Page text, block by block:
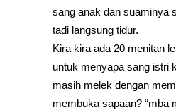
sang anak dan suaminya
tadi langsung tidur.
Kira kira ada 20 menitan
untuk menyapa sang istri
masih melek dengan
membuka sapaan? “mba